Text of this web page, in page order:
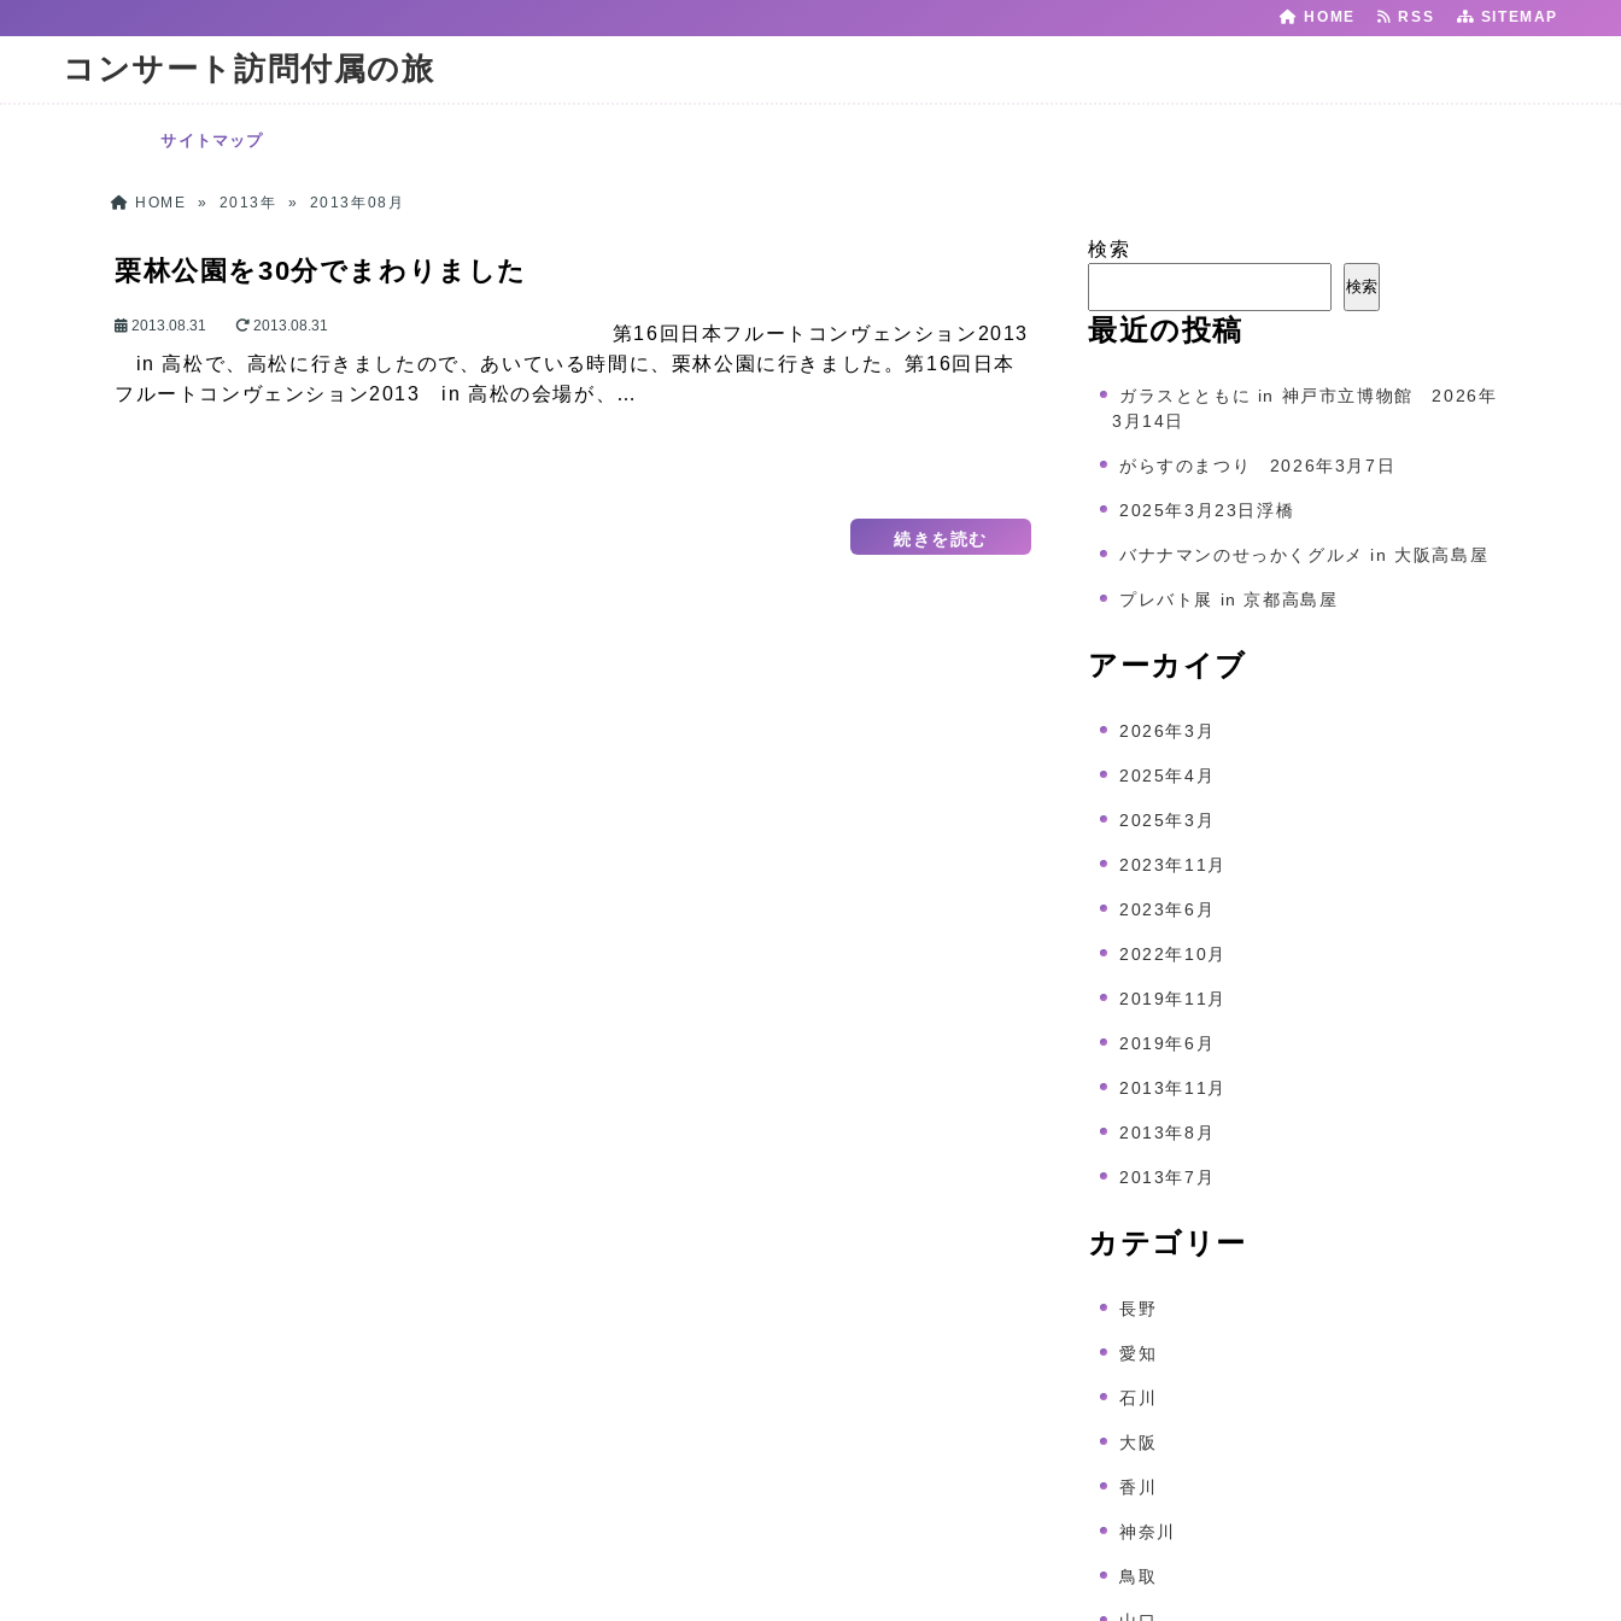
SITEMAP
RSS
HOME
コンサート訪問付属の旅
サイトマップ
HOME » 2013年 » 2013年08月
栗林公園を30分でまわりました
2013.08.31 2013.08.31
第16回日本フルートコンヴェンション2013
in 高松で、高松に行きましたので、あいている時間に、栗林公園に行きました。第16回日本
フルートコンヴェンション2013 in 高松の会場が、…
続きを読む
検索
検索
最近の投稿
ガラスとともに in 神戸市立博物館 2026年
3月14日
がらすのまつり 2026年3月7日
2025年3月23日浮橋
バナナマンのせっかくグルメ in 大阪高島屋
プレバト展 in 京都高島屋
アーカイブ
2026年3月
2025年4月
2025年3月
2023年11月
2023年6月
2022年10月
2019年11月
2019年6月
2013年11月
2013年8月
2013年7月
カテゴリー
長野
愛知
石川
大阪
香川
神奈川
鳥取